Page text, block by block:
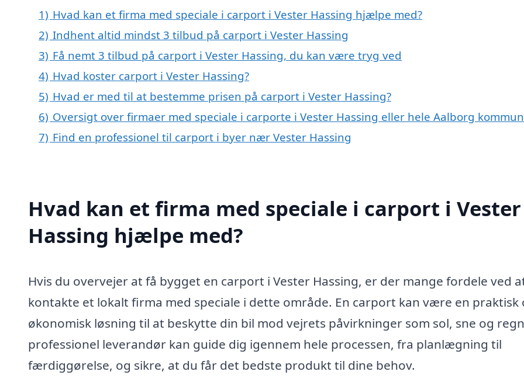
1) Hvad kan et firma med speciale i carport i Vester Hassing hjælpe med?
2) Indhent altid mindst 3 tilbud på carport i Vester Hassing
3) Få nemt 3 tilbud på carport i Vester Hassing, du kan være tryg ved
4) Hvad koster carport i Vester Hassing?
5) Hvad er med til at bestemme prisen på carport i Vester Hassing?
6) Oversigt over firmaer med speciale i carporte i Vester Hassing eller hele Aalborg
7) Find en professionel til carport i byer nær Vester Hassing
Hvad kan et firma med speciale i carport i Vester
Hassing hjælpe med?
Hvis du overvejer at få bygget en carport i Vester Hassing, er der mange fordele ved
kontakte et lokalt firma med speciale i dette område. En carport kan være en praktisk
økonomisk løsning til at beskytte din bil mod vejrets påvirkninger som sol, sne og
professionel leverandør kan guide dig igennem hele processen, fra planlægning til
færdiggørelse, og sikre, at du får det bedste produkt til dine behov.